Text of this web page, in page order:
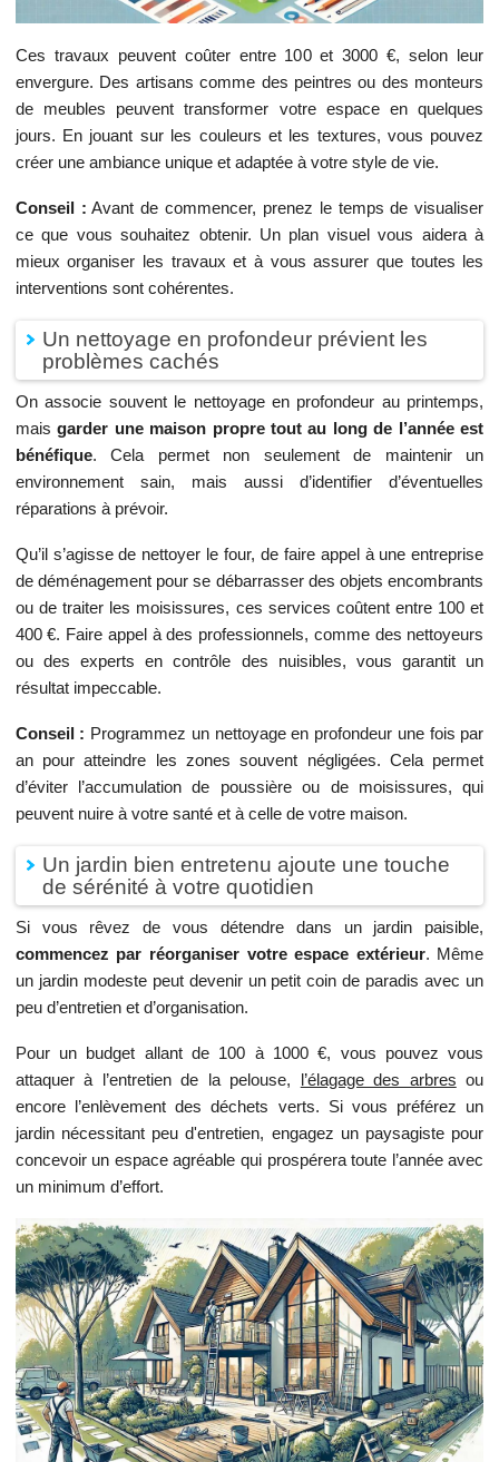
Ces travaux peuvent coûter entre 100 et 3000 €, selon leur
envergure. Des artisans comme des peintres ou des monteurs
de meubles peuvent transformer votre espace en quelques
jours. En jouant sur les couleurs et les textures, vous pouvez
créer une ambiance unique et adaptée à votre style de vie.
Conseil : Avant de commencer, prenez le temps de visualiser
ce que vous souhaitez obtenir. Un plan visuel vous aidera à
mieux organiser les travaux et à vous assurer que toutes les
interventions sont cohérentes.
Un nettoyage en profondeur prévient les
problèmes cachés
On associe souvent le nettoyage en profondeur au printemps,
maisgarder une maison propre tout au long de l’année est
bénéfique. Cela permet non seulement de maintenir un
environnement sain, mais aussi d’identifier d’éventuelles
réparations à prévoir.
Qu’il s’agisse de nettoyer le four, de faire appel à une entreprise
de déménagement pour se débarrasser des objets encombrants
ou de traiter les moisissures, ces services coûtent entre 100 et
400 €. Faire appel à des professionnels, comme des nettoyeurs
ou des experts en contrôle des nuisibles, vous garantit un
résultat impeccable.
Conseil : Programmez un nettoyage en profondeur une fois par
an pour atteindre les zones souvent négligées. Cela permet
d’éviter l’accumulation de poussière ou de moisissures, qui
peuvent nuire à votre santé et à celle de votre maison.
Un jardin bien entretenu ajoute une touche
de sérénité à votre quotidien
Si vous rêvez de vous détendre dans un jardin paisible,
commencez par réorganiser votre espace extérieur. Même
un jardin modeste peut devenir un petit coin de paradis avec un
peu d’entretien et d’organisation.
Pour un budget allant de 100 à 1000 €, vous pouvez vous
attaquer à l’entretien de la pelouse, l’élagage des arbres ou
encore l’enlèvement des déchets verts. Si vous préférez un
jardin nécessitant peu d'entretien, engagez un paysagiste pour
concevoir un espace agréable qui prospérera toute l’année avec
un minimum d’effort.